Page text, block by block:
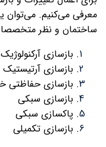
معرفی می‌کنیم. می‌توان
ساختمان و نظر
بازسازی
بازسازی
بازسازی حفاظتی
بازسازی سبکی
پاکسازی سبکی
بازسازی تکمیلی